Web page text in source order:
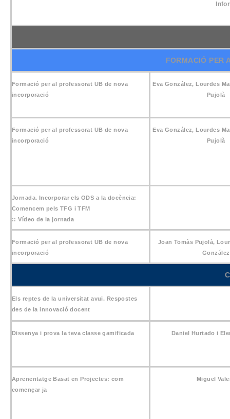
FORMACIÓ PER
Formació per al professorat UB de nova
incorporació
Eva González, Lourdes
Pujolà
Formació per al professorat UB de nova
incorporació
Eva González, Lourdes
Pujolà
Jornada. Incorporar els ODS a la docència:
Comencem pels TFG i TFM
::Vídeo de la jornada
Formació per al professorat UB de nova
incorporació
Joan Tomàs Pujolà,
González
Els reptes de la universitat avui. Respostes
des de la innovació docent
Dissenya i prova la teva classe gamificada Daniel Hurtado i
Aprenentatge Basat en Projectes: com
començar ja
Miguel